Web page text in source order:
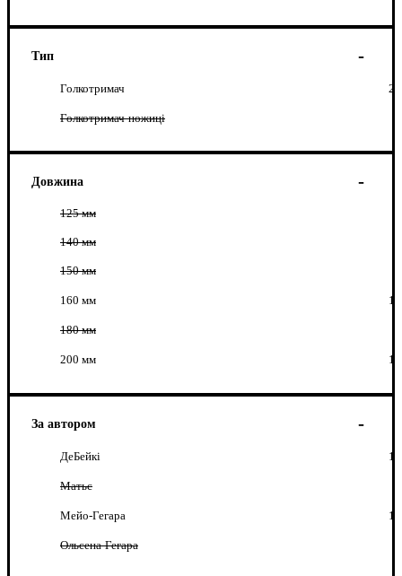
Тип
Голкотримач 2
Голкотримач-ножиці
Довжина
125 мм
140 мм
150 мм
160 мм 1
180 мм
200 мм 1
За автором
ДеБейкі 1
Матьє
Мейо-Гегара 1
Ольсена-Гегара